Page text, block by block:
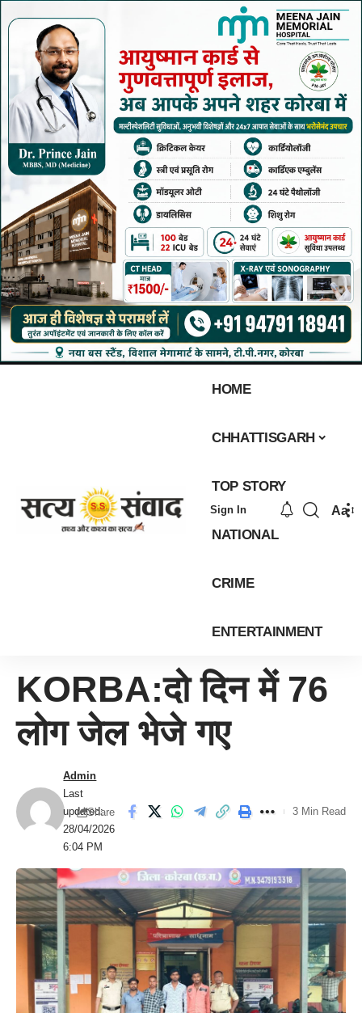
HOME
CHHATTISGARH
TOP STORY
NATIONAL
CRIME
ENTERTAINMENT
Sign In Aa
KORBA:दो दिन में 76
लोग जेल भेजे गए
Last
updated:
28/04/2026
6:04 PM
Admin
Share 3 Min Read